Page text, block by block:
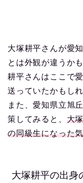
大塚耕平さんが愛
とは外観が違うか
耕平さんはここで
送っていたかもし
また、愛知県立旭
策してみると、 大
の同級生になった
大塚耕平の出身